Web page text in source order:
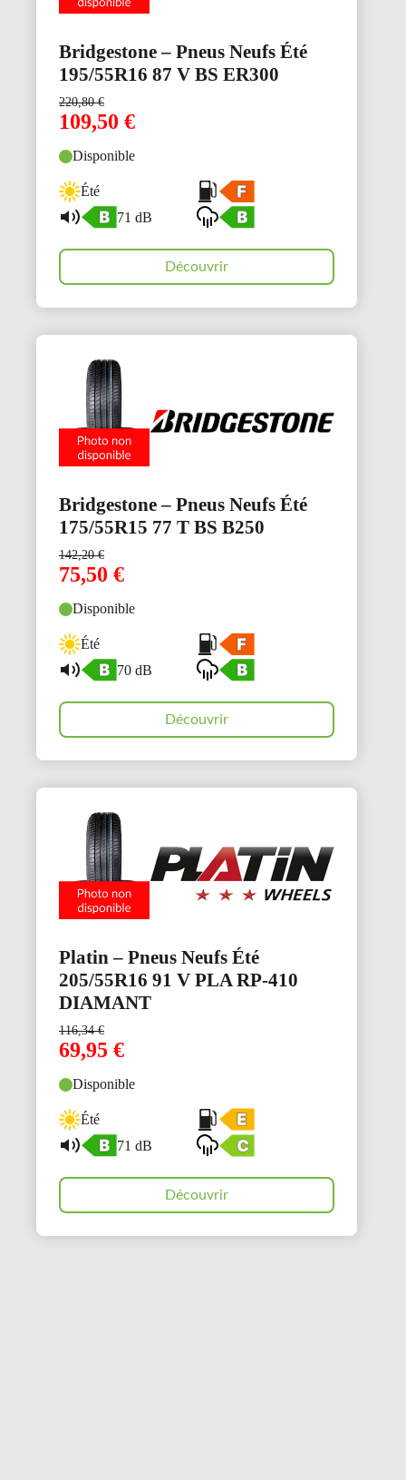
Bridgestone – Pneus Neufs Été
195/55R16 87 V BS ER300
220,80€
109,50 €
Disponible
Été
71 dB
Découvrir
Bridgestone – Pneus Neufs Été
175/55R15 77 T BS B250
142,20€
75,50 €
Disponible
Été
70 dB
Découvrir
Platin – Pneus Neufs Été
205/55R16 91 V PLA RP-410
DIAMANT
116,34€
69,95 €
Disponible
Été
71 dB
Découvrir